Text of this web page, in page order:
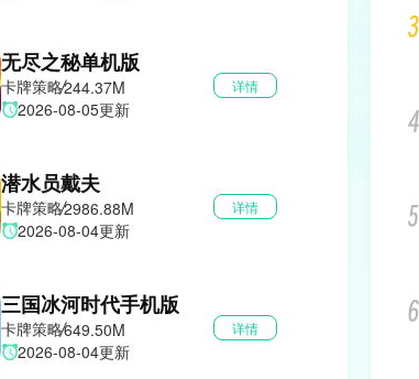
无尽之秘单机版
卡牌策略244.37M
2026-08-05更新
详情
潜水员戴夫
卡牌策略2986.88M
2026-08-04更新
详情
三国冰河时代手机版
卡牌策略649.50M
2026-08-04更新
详情